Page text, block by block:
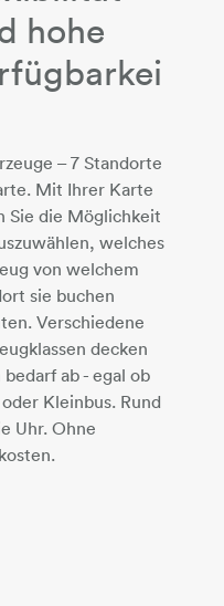
hohe
– 7 Standorte
Mit Ihrer Karte
Sie die Möglichkeit
welches
von welchem
sie buchen
Verschiedene
decken
bedarf ab - egal ob
Kleinbus. Rund
Uhr. Ohne